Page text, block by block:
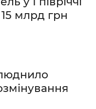
млрд грн